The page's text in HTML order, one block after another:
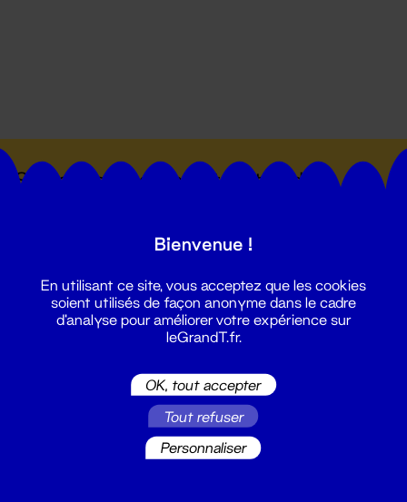
Suivez toutes les actualités du
Bienvenue !
En utilisant ce site, vous acceptez que les cookies
soient utilisés de façon anonyme dans le cadre
d'analyse pour améliorer votre expérience sur
leGrandT.fr.
OK, tout accepter
Tout refuser
Personnaliser